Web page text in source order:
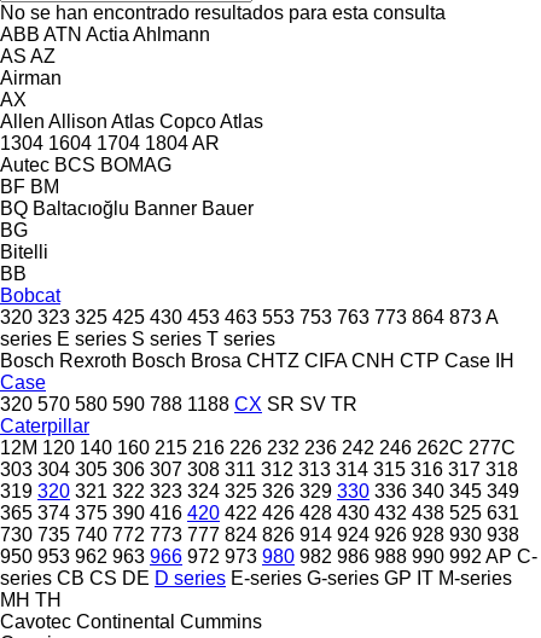
No se han encontrado resultados para esta consulta
ABB ATN Actia Ahlmann
AS AZ
Airman
AX
Allen Allison Atlas CopcoAtlas
1304 1604 1704 1804AR
Autec BCS BOMAG
BF BM
BQ Baltacıoğlu Banner Bauer
BG
Bitelli
BB
Bobcat
320 323 325 425 430 453 463 553 753 763 773 864 873A
series E series S series T series
Bosch Rexroth Bosch Brosa CHTZ CIFA CNH CTP Case IH
Case
320 570 580 590 788 1188 CX SR SV TR
Caterpillar
12M 120 140 160 215 216 226 232 236 242 246 262C 277C
303 304 305 306 307 308 311 312 313 314 315 316 317 318
319 320 321 322 323 324 325 326 329 330 336 340 345 349
365 374 375 390 416 420 422 426 428 430 432 438 525 631
730 735 740 772 773 777 824 826 914 924 926 928 930 938
950 953 962 963 966 972 973 980 982 986 988 990 992 AP C-
series CB CS DE D series E-series G-series GP IT M-series
MH TH
Cavotec Continental Cummins